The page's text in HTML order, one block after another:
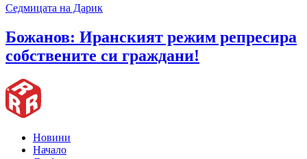
Седмицата на Дарик
Божанов: Иранският режим репресира
собствените си граждани!
Новини
Начало